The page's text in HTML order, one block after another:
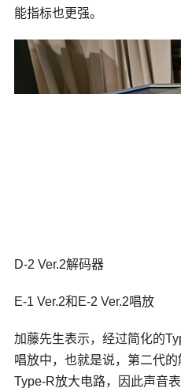
能指标也更强。
D-2 Ver.2解码器
E-1 Ver.2和E-2 Ver.2唱放
加藤先生表示，经过简化的
唱放中，也就是说，第二代
Type-R放大电路，因此声音